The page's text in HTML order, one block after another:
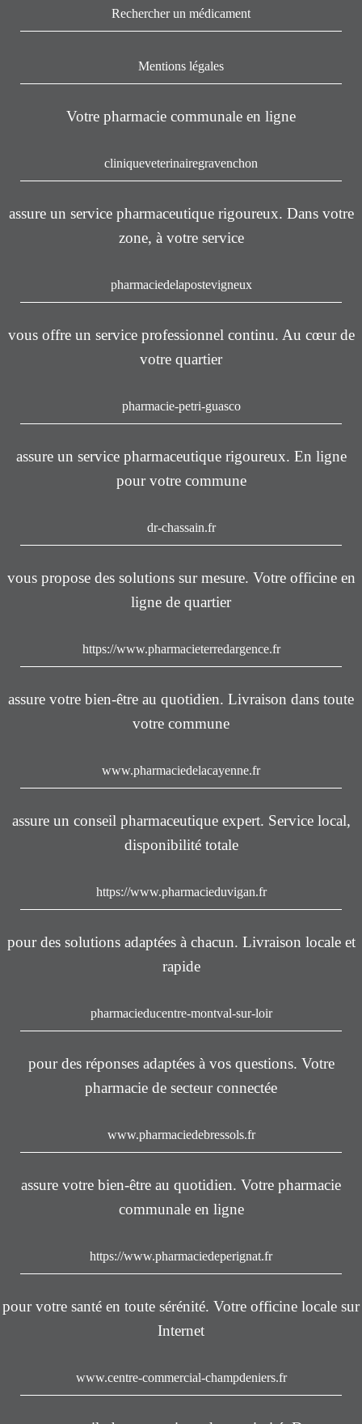
Rechercher un médicament
Mentions légales
Votre pharmacie communale en ligne
cliniqueveterinairegravenchon
assure un service pharmaceutique rigoureux. Dans votre
zone, à votre service
pharmaciedelapostevigneux
vous offre un service professionnel continu. Au cœur de
votre quartier
pharmacie-petri-guasco
assure un service pharmaceutique rigoureux. En ligne
pour votre commune
dr-chassain.fr
vous propose des solutions sur mesure. Votre officine en
ligne de quartier
https://www.pharmacieterredargence.fr
assure votre bien-être au quotidien. Livraison dans toute
votre commune
www.pharmaciedelacayenne.fr
assure un conseil pharmaceutique expert. Service local,
disponibilité totale
https://www.pharmacieduvigan.fr
pour des solutions adaptées à chacun. Livraison locale et
rapide
pharmacieducentre-montval-sur-loir
pour des réponses adaptées à vos questions. Votre
pharmacie de secteur connectée
www.pharmaciedebressols.fr
assure votre bien-être au quotidien. Votre pharmacie
communale en ligne
https://www.pharmaciedeperignat.fr
pour votre santé en toute sérénité. Votre officine locale sur
Internet
www.centre-commercial-champdeniers.fr